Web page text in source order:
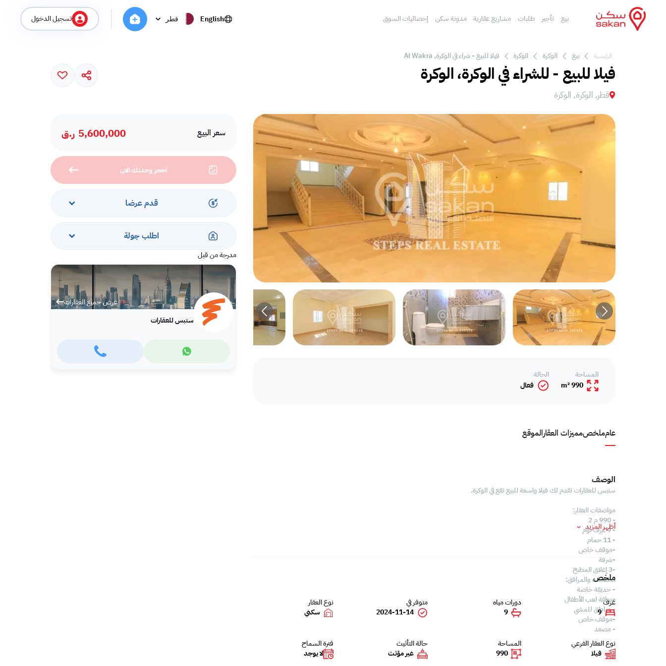
بيع تأجير طلبات مشاريع عقارية مدونة سكن إحصائيات السوق English قطر تسجيل الدخول
الرئيسية بيع الوكرة الوكرة فيلا للبيع - شراء في الوكرة, Al Wakra
فيلا للبيع - للشراء في الوكرة، الوكرة
قطر, الوكرة, الوكرة
سعر البيع 5,600,000 ر.ق
احجز وحدتك الان
قدم عرضا
اطلب جولة
مدرجة من قبل
عرض جميع العقارات
ستبس للعقارات
عامملخصمميزات العقارالموقع
المساحة
990 m²
الحالة
فعال
الوصف
ستبس للعقارات تقدم لك فيلا واسعة للبيع تقع في الوكرة.
مواصفات العقار:
- 990 م 2
- 9 غرف نوم
- 11 حمام
-موقف خاص
-شرفة
-3 إغلاق المطبخ
الخدمات والمرافق:
- حديقة خاصة
منطقة لعب الأطفال
- مناطق للمشي
-موقف خاص
- مصعد
أظهر المزيد
ملخص
غرف
9
دورات مياه
9
متوفر في
2024-11-14
نوع العقار
سكني
نوع العقار الفرعي
فيلا
المساحة
990
حالة التأثيث
غير مؤثث
فترة السماح
لا يوجد